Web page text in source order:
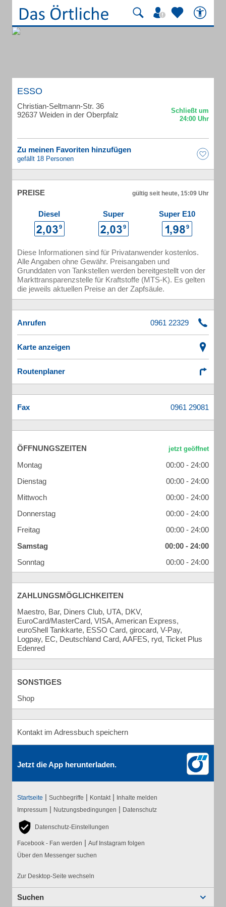
ESSO
Christian-Seltmann-Str. 36
92637 Weiden in der Oberpfalz
Zu meinen Favoriten hinzufügen
gefällt 18 Personen
PREISE gültig seit heute, 15:09 Uhr
Diesel Super Super E10
Diese Informationen sind für Privatanwender kostenlos.
Alle Angaben ohne Gewähr. Preisangaben und
Grunddaten von Tankstellen werden bereitgestellt von der
Markttransparenzstelle für Kraftstoffe (MTS-K). Es gelten
die jeweils aktuellen Preise an der Zapfsäule.
Anrufen
Karte anzeigen
Routenplaner
Fax
ÖFFNUNGSZEITEN
Montag
00:00 - 24:00
Dienstag
00:00 - 24:00
Mittwoch
00:00 - 24:00
Donnerstag
00:00 - 24:00
Freitag
00:00 - 24:00
Samstag
00:00 - 24:00
Sonntag
00:00 - 24:00
ZAHLUNGSMÖGLICHKEITEN
Maestro, Bar, Diners Club, UTA, DKV,
EuroCard/MasterCard, VISA, American Express,
euroShell Tankkarte, ESSO Card, girocard, V-Pay,
Logpay, EC, Deutschland Card, AAFES, ryd, Ticket Plus
Edenred
SONSTIGES
Shop
Kontakt im Adressbuch speichern
Jetzt die App herunterladen.
Startseite | Suchbegriffe | Kontakt | Inhalte melden
Impressum | Nutzungsbedingungen | Datenschutz
Datenschutz-Einstellungen
Facebook - Fan werden | Auf Instagram folgen
Über den Messenger suchen
Zur Desktop-Seite wechseln
Suchen